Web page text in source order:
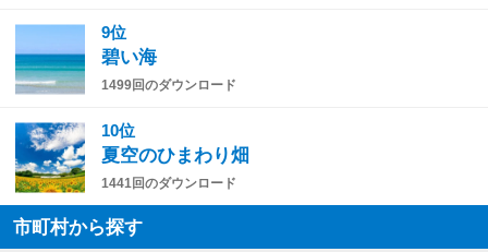
9位
碧い海
1499回のダウンロード
10位
夏空のひまわり畑
1441回のダウンロード
市町村から探す